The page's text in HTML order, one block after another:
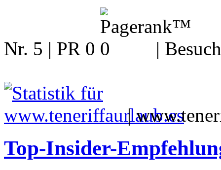
Nr. 5 | PR 0 |
|
Top-Insider-